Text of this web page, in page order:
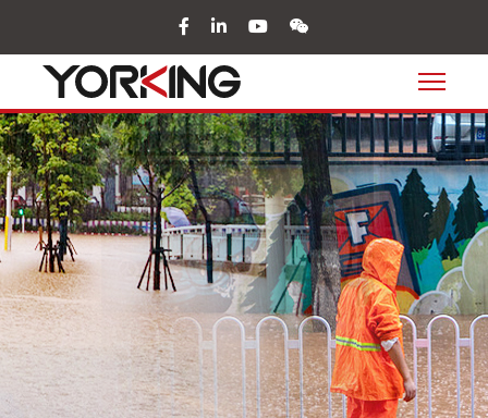
facebook
in youtubewechat